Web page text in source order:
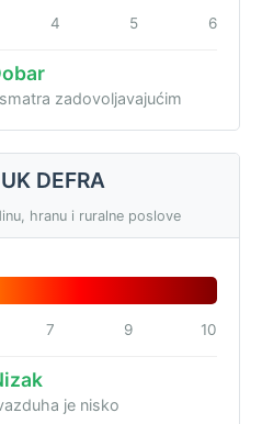
4 5 6
zadovoljavajućim
DEFRA
hranu i ruralne poslove
7 9 10
je nisko